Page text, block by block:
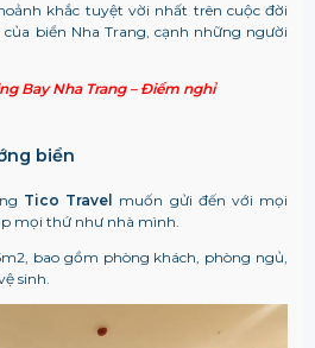
khắc tuyệt vời nhất trên cuộc đời
biển Nha Trang, cạnh những người
Bay Nha Trang – Điểm nghỉ
biển
Tico Travel muốn gửi đến với mọi
mọi thứ như nhà mình.
bao gồm phòng khách, phòng ngủ,
sinh.